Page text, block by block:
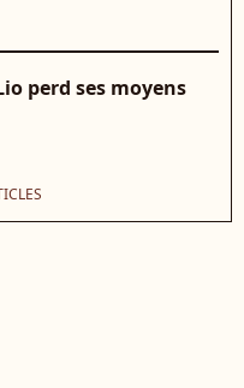
perd ses moyens